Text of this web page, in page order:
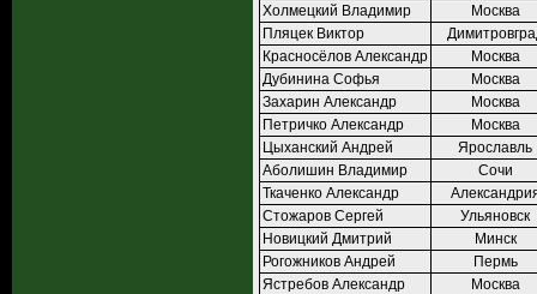
Холмецкий Владимир
Москва
Пляцек Виктор
Красносёлов Александр
Москва
Дубинина Софья
Москва
Захарин Александр
Москва
Петричко Александр
Москва
Цыханский Андрей
Ярославль
Аболишин Владимир
Сочи
Ткаченко Александр
Стожаров Сергей
Ульяновск
Новицкий Дмитрий
Минск
Рогожников Андрей
Пермь
Ястребов Александр
Москва